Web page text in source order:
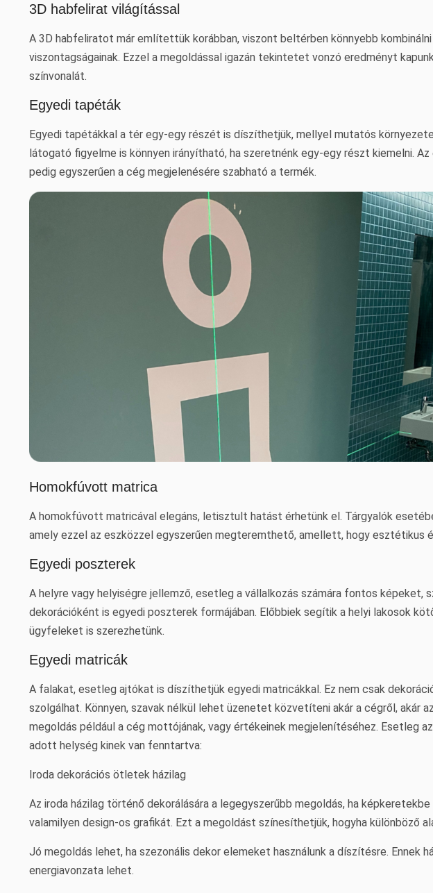
3D habfelirat világítással
A 3D habfeliratot már említettük korábban, viszont beltérben könnyebb
viszontagságainak. Ezzel a megoldással igazán tekintetet vonzó eredményt
színvonalát.
Egyedi tapéták
Egyedi tapétákkal a tér egy-egy részét is díszíthetjük, mellyel mutatós
látogató figyelme is könnyen irányítható, ha szeretnénk egy-egy részt kiemelni.
pedig egyszerűen a cég megjelenésére szabható a termék.
Homokfúvott matrica
A homokfúvott matricával elegáns, letisztult hatást érhetünk el. Tárgyalók
amely ezzel az eszközzel egyszerűen megteremthető, amellett, hogy esztétikus
Egyedi poszterek
A helyre vagy helyiségre jellemző, esetleg a vállalkozás számára fontos képeket,
dekorációként is egyedi poszterek formájában. Előbbiek segítik a helyi lakosok
ügyfeleket is szerezhetünk.
Egyedi matricák
A falakat, esetleg ajtókat is díszíthetjük egyedi matricákkal. Ez nem csak
szolgálhat. Könnyen, szavak nélkül lehet üzenetet közvetíteni akár a cégről, akár
megoldás például a cég mottójának, vagy értékeinek megjelenítéséhez. Esetleg
adott helység kinek van fenntartva:
Iroda dekorációs ötletek házilag
Az iroda házilag történő dekorálására a legegyszerűbb megoldás, ha
valamilyen design-os grafikát. Ezt a megoldást színesíthetjük, hogyha különböző
Jó megoldás lehet, ha szezonális dekor elemeket használunk a díszítésre. Ennek
energiavonzata lehet.